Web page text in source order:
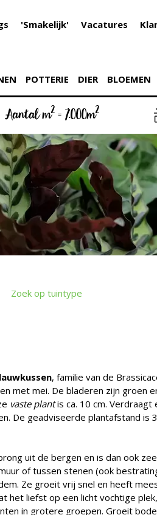
Aantal m2= 7.000m2
'Smakelijk' Vacatures
POTTERIE DIER BLOEMEN
Zoek op tuintype
, familie van de
met mei. De bladeren zijn groen
vaste plantis ca. 10 cm. Verdraagt
De geadviseerde plantafstand is
uit de bergen en is dan ook
of tussen stenen (ook
Ze groeit vrij snel en heeft
het liefst op een licht vochtige
in grotere groepen. Groeit